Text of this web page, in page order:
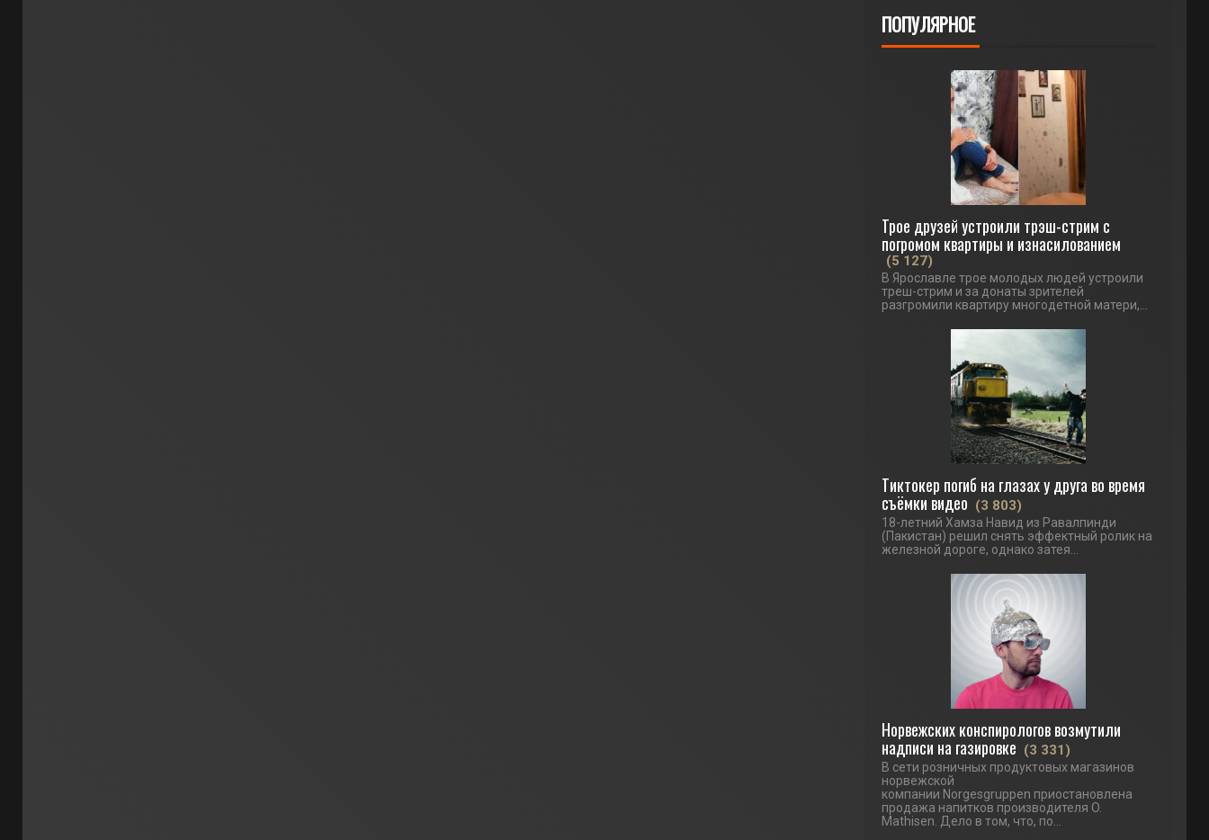
ПОПУЛЯРНОЕ
Трое друзей устроили трэш-стрим с
погромом квартиры и изнасилованием
(5 127)
В Ярославле трое молодых людей устроили
треш-стрим и за донаты зрителей
разгромили квартиру многодетной матери,...
Тиктокер погиб на глазах у друга во время
съёмки видео (3 803)
18-летний Хамза Навид из Равалпинди
(Пакистан) решил снять эффектный ролик на
железной дороге, однако затея...
Норвежских конспирологов возмутили
надписи на газировке (3 331)
В сети розничных продуктовых магазинов
норвежской
компании Norgesgruppen приостановлена
продажа напитков производителя O.
Mathisen. Дело в том, что, по...